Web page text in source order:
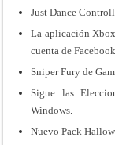
Just Dance
La aplicación
cuenta de Facebook
Sniper Fury de
Sigue las
Windows.
Nuevo Pack